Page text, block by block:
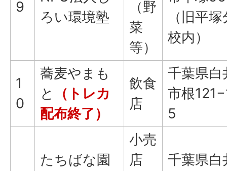
9
ろい環境塾
（野
菜
等）
（旧平
校内）
1
0
蕎麦やまも
と
（トレカ
配布終了）
飲食
店
千葉県白
市根
5
たちばな園
小売
店
千葉県白